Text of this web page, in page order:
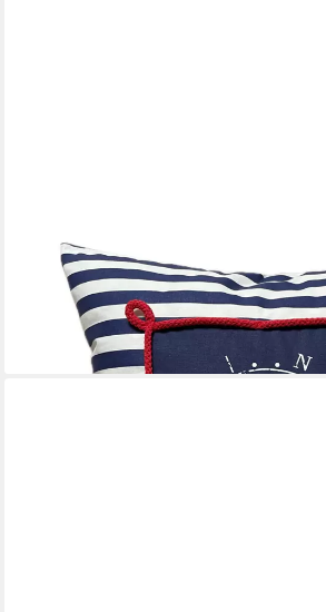
AMMERKIND
Dekokissen Maritime Kissenhülle
100% Handarbeit
lieferbar - in 9-11 Werktagen bei dir